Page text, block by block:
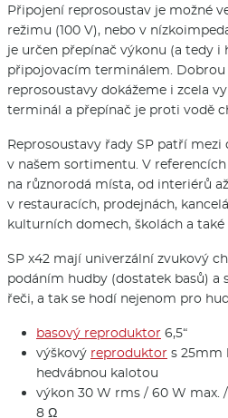
Připojení reprosoustav je možné
režimu (100 V), nebo v
je určen přepínač výkonu (a tedy i
připojovacím terminálem. Dobrou
reprosoustavy dokážeme i zcela
terminál a přepínač je proti vodě
Reprosoustavy řady SP patří
v našem sortimentu. V
na různorodá místa, od interiérů
v restauracích, prodejnách,
kulturních domech, školách a
SP x42 mají univerzální zvukový
podáním hudby (dostatek basů)
řeči, a tak se hodí nejenom pro
basový reproduktor 6,5“
výškový reproduktor s 25mm
hedvábnou kalotou
výkon 30 W rms / 60 W max.
8 Ω